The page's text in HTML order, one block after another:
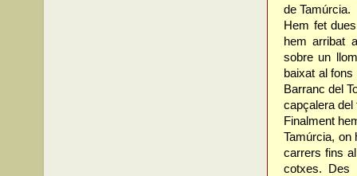
de Tamúrcia.
Hem fet
hem arribat
sobre un
baixat al
Barranc del
capçalera del
Finalment
Tamúrcia, on
carrers fins
cotxes. Des